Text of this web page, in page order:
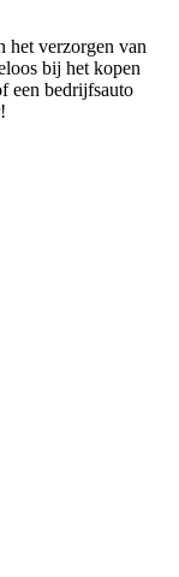
het verzorgen van
bij het kopen
een bedrijfsauto